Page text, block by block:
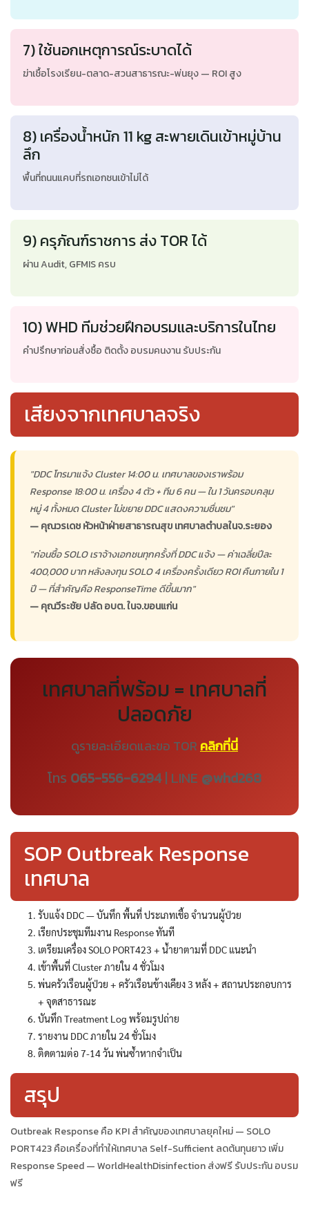
7) ใช้นอกเหตุการณ์ระบาดได้
ฆ่าเชื้อโรงเรียน-ตลาด-สวนสาธารณะ-พ่นยุง — ROI สูง
8) เครื่องน้ำหนัก 11 kg สะพายเดินเข้าหมู่บ้าน
ลึก
พื้นที่ถนนแคบที่รถเอกชนเข้าไม่ได้
9) ครุภัณฑ์ราชการ ส่ง TOR ได้
ผ่าน Audit, GFMIS ครบ
10) WHD ทีมช่วยฝึกอบรมและบริการในไทย
คำปรึกษาก่อนสั่งซื้อ ติดตั้ง อบรมคนงาน รับประกัน
เสียงจากเทศบาลจริง
"DDC โทรมาแจ้ง Cluster 14:00 น. เทศบาลของเราพร้อม
Response 18:00 น. เครื่อง 4 ตัว + ทีม 6 คน — ใน 1 วันครอบคลุม
หมู่ 4 ทั้งหมด Cluster ไม่ขยาย DDC แสดงความชื่นชม"
— คุณวรเดช หัวหน้าฝ่ายสาธารณสุข เทศบาลตำบลในจ.ระยอง
"ก่อนซื้อ SOLO เราจ้างเอกชนทุกครั้งที่ DDC แจ้ง — ค่าเฉลี่ยปีละ
400,000 บาท หลังลงทุน SOLO 4 เครื่องครั้งเดียว ROI คืนภายใน 1
ปี — ที่สำคัญคือ ResponseTime ดีขึ้นมาก"
— คุณวีระชัย ปลัด อบต. ในจ.ขอนแก่น
เทศบาลที่พร้อม = เทศบาลที่
ปลอดภัย
ดูรายละเอียดและขอ TOR คลิกที่นี่
โทร 065-556-6294| LINE @whd268
SOP Outbreak Response
เทศบาล
รับแจ้ง DDC — บันทึก พื้นที่ ประเภทเชื้อ จำนวนผู้ป่วย
เรียกประชุมทีมงาน Response ทันที
เตรียมเครื่อง SOLO PORT423 + น้ำยาตามที่ DDC แนะนำ
เข้าพื้นที่ Cluster ภายใน 4 ชั่วโมง
พ่นครัวเรือนผู้ป่วย + ครัวเรือนข้างเคียง 3 หลัง + สถานประกอบการ
+ จุดสาธารณะ
บันทึก Treatment Log พร้อมรูปถ่าย
รายงาน DDC ภายใน 24 ชั่วโมง
ติดตามต่อ 7-14 วัน พ่นซ้ำหากจำเป็น
สรุป
Outbreak Response คือ KPI สำคัญของเทศบาลยุคใหม่ — SOLO
PORT423 คือเครื่องที่ทำให้เทศบาล Self-Sufficient ลดต้นทุนยาว เพิ่ม
Response Speed — WorldHealthDisinfection ส่งฟรี รับประกัน อบรม
ฟรี